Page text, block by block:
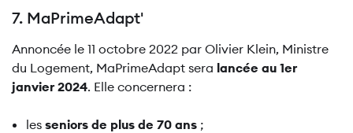
7. MaPrimeAdapt'
Annoncée le 11 octobre 2022 par Olivier Klein, Ministre
du Logement, MaPrimeAdapt sera lancée au 1er
janvier 2024. Elle concernera :
les seniors de plus de 70 ans ;